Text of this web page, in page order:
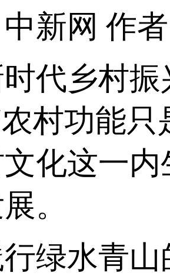
新网 作
乡村振
村功能
化这一
。
水青山